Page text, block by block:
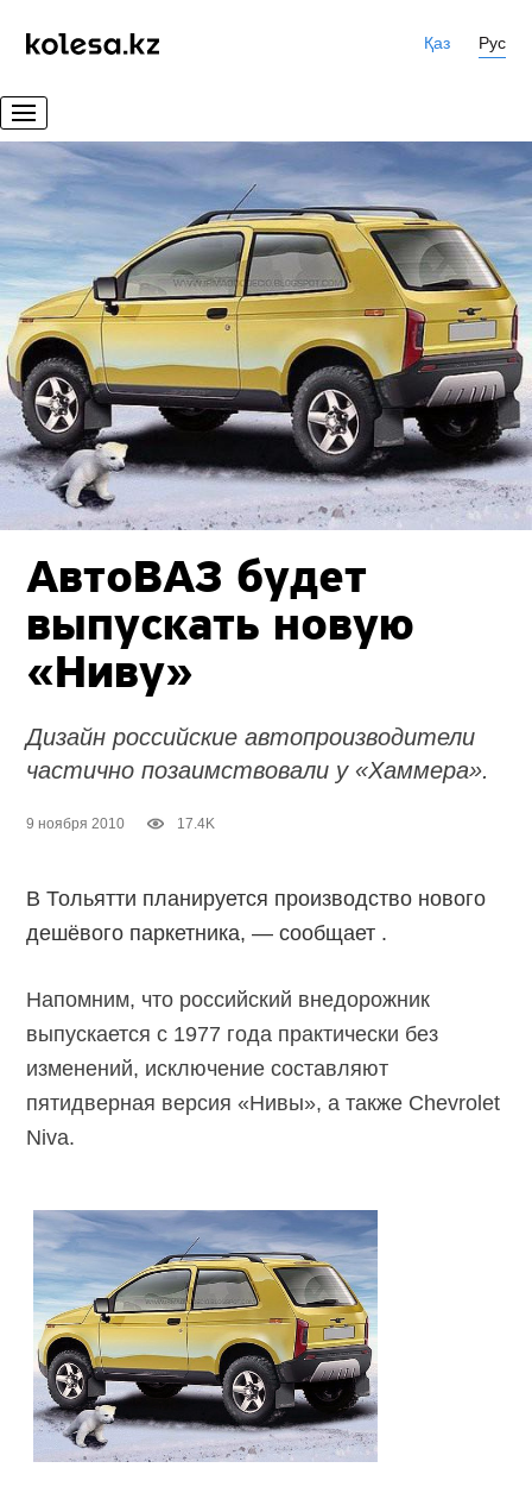
Қаз Рус
АвтоВАЗ будет
выпускать новую
«Ниву»
Дизайн российские автопроизводители
частично позаимствовали у «Хаммера».
9 ноября 2010 17.4K
В Тольятти планируется производство нового
дешёвого паркетника, — сообщает .
Напомним, что российский внедорожник
выпускается с 1977 года практически без
изменений, исключение составляют
пятидверная версия «Нивы», а также Chevrolet
Niva.